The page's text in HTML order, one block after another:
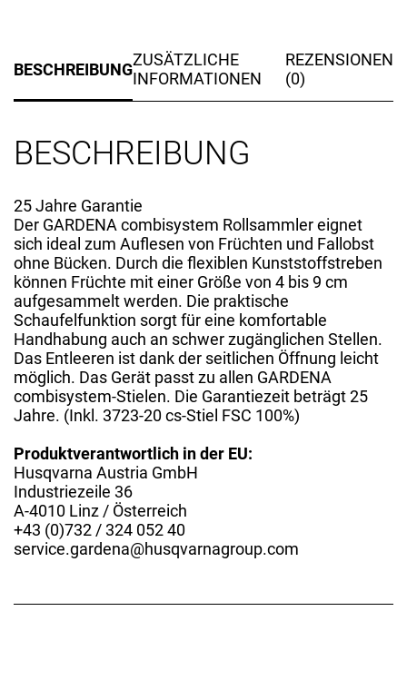
BESCHREIBUNGZUSÄTZLICHE
INFORMATIONEN
REZENSIONEN
(0)
BESCHREIBUNG
25 Jahre Garantie
Der GARDENA combisystem Rollsammler eignet
sich ideal zum Auflesen von Früchten und Fallobst
ohne Bücken. Durch die flexiblen Kunststoffstreben
können Früchte mit einer Größe von 4 bis 9 cm
aufgesammelt werden. Die praktische
Schaufelfunktion sorgt für eine komfortable
Handhabung auch an schwer zugänglichen Stellen.
Das Entleeren ist dank der seitlichen Öffnung leicht
möglich. Das Gerät passt zu allen GARDENA
combisystem-Stielen. Die Garantiezeit beträgt 25
Jahre. (Inkl. 3723-20 cs-Stiel FSC 100%)
Produktverantwortlich in der EU:
Husqvarna Austria GmbH
Industriezeile 36
A-4010 Linz / Österreich
+43 (0)732 / 324 052 40
service.gardena@husqvarnagroup.com